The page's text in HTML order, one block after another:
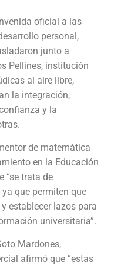
oficial a las
personal,
junto a
Pellines, institución
al aire libre,
la integración,
y la
de matemática
en la Educación
“se trata de
que permiten que
establecer lazos para
universitaria”.
Mardones,
afirmó que “estas